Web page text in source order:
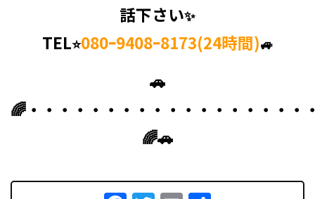
話下さい✨
TEL⭐080ｰ9408ｰ8173(24時間)🚙
🚗
🌈・・・・・・・・・・・・・・・・・・
🌈🚗